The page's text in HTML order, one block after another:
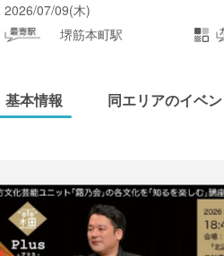
2026/07/09(木)
堺筋本町駅
基本情報 同エリアのイベン